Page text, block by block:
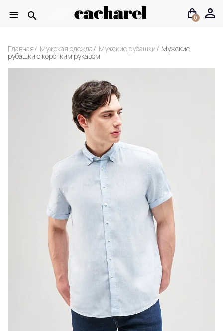
0
Главная Мужская одежда Мужские рубашки Мужские
рубашки с коротким рукавом